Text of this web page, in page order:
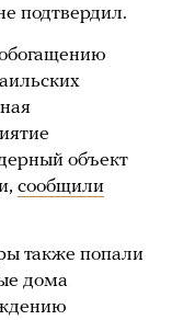
подтвердил.
объект
сообщили
также попали
дома